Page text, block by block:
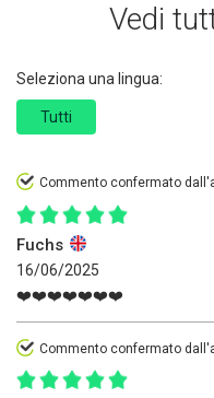
Vedi
Seleziona una lingua:
Tutti
Commento confermato
Fuchs
16/06/2025
❤️❤️❤️❤️❤️❤️❤️
Commento confermato